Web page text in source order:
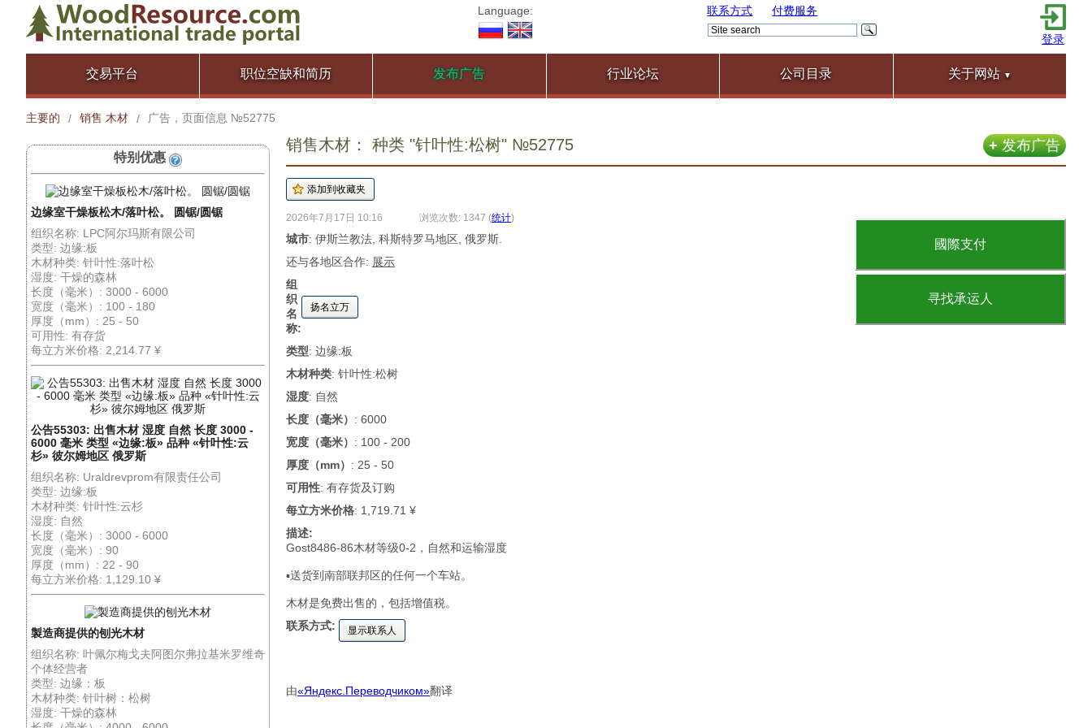
Language: 联系方式 付费服务
登录
交易平台 职位空缺和简历 发布广告 行业论坛 公司目录 关于网站 ▼
主要的 / 销售 木材 / 广告，页面信息 №52775
特别优惠
边缘室干燥板松木/落叶松。 圆锯/圆锯
组织名称: LPC阿尔玛斯有限公司
类型: 边缘:板
木材种类: 针叶性:落叶松
湿度: 干燥的森林
长度（毫米）: 3000 - 6000
宽度（毫米）: 100 - 180
厚度（mm）: 25 - 50
可用性: 有存货
每立方米价格: 2,214.77 ¥
公告55303: 出售木材 湿度 自然 长度 3000 -
6000 毫米 类型 «边缘:板» 品种 «针叶性:云
杉» 彼尔姆地区 俄罗斯
组织名称: Uraldrevprom有限责任公司
类型: 边缘:板
木材种类: 针叶性:云杉
湿度: 自然
长度（毫米）: 3000 - 6000
宽度（毫米）: 90
厚度（mm）: 22 - 90
每立方米价格: 1,129.10 ¥
製造商提供的刨光木材
组织名称: 叶佩尔梅戈夫阿图尔弗拉基米罗维奇
个体经营者
类型: 边缘：板
木材种类: 针叶树：松树
湿度: 干燥的森林
+发布广告
销售木材： 种类 "针叶性:松树" №52775
國際支付
寻找承运人
2026年7月17日 10:16 浏览次数: 1347 (统计)
城市: 伊斯兰教法, 科斯特罗马地区, 俄罗斯.
还与各地区合作: 展示
组
织
名
称:
扬名立万
类型: 边缘:板
木材种类: 针叶性:松树
湿度: 自然
长度（毫米） : 6000
宽度（毫米） : 100 - 200
厚度（mm） : 25 - 50
可用性: 有存货及订购
每立方米价格: 1,719.71 ¥
描述:
Gost8486-86木材等级0-2，自然和运输湿度
▪送货到南部联邦区的任何一个车站。
木材是免费出售的，包括增值税。
联系方式:
显示联系人
由«Яндекс.Переводчиком»翻译